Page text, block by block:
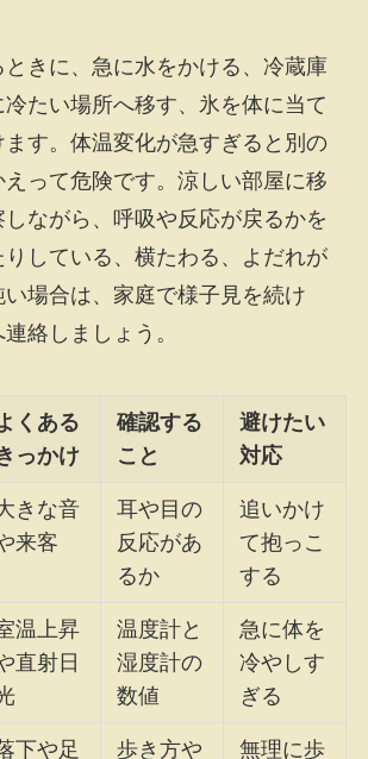
きに、急に水をかける、冷蔵庫
たい場所へ移す、氷を体に当て
す。体温変化が急すぎると別の
って危険です。涼しい部屋に移
しながら、呼吸や反応が戻るかを
りしている、横たわる、よだれが
場合は、家庭で様子見を続け
絡しましょう。
くある
っかけ
確認する
こと
避けたい
対応
きな音
来客
耳や目の
反応があ
るか
追いかけ
て抱っこ
する
温上昇
直射日
温度計と
湿度計の
数値
急に体を
冷やしす
ぎる
下や足
歩き方や
無理に歩